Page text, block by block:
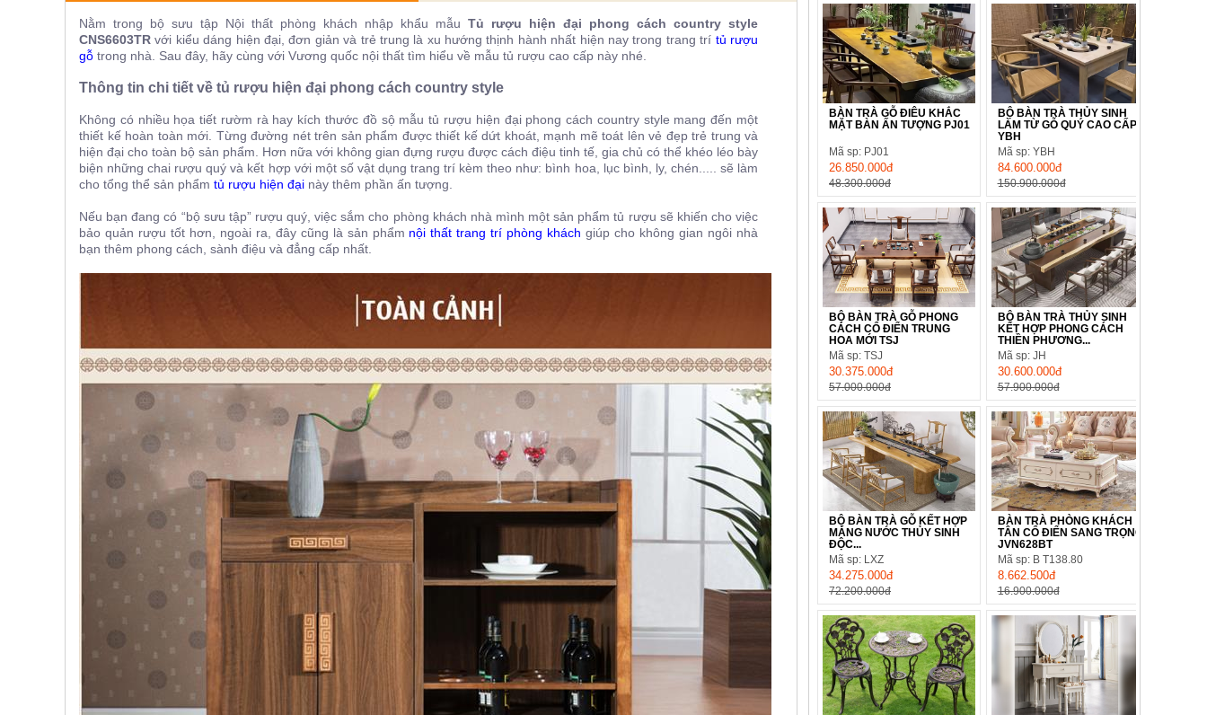
Nằm trong bộ sưu tập Nội thất phòng khách nhập khẩu mẫu Tủ rượu hiện đại phong cách country style
CNS6603TR với kiểu dáng hiện đại, đơn giản và trẻ trung là xu hướng thịnh hành nhất hiện nay trong trang trí tủ rượu
gỗ trong nhà. Sau đây, hãy cùng với Vương quốc nội thất tìm hiểu về mẫu tủ rượu cao cấp này nhé.
Thông tin chi tiết về tủ rượu hiện đại phong cách country style
Không có nhiều họa tiết rườm rà hay kích thước đồ sộ mẫu tủ rượu hiện đại phong cách country style mang đến một
thiết kế hoàn toàn mới. Từng đường nét trên sản phẩm được thiết kế dứt khoát, mạnh mẽ toát lên vẻ đẹp trẻ trung và
hiện đại cho toàn bộ sản phẩm. Hơn nữa với không gian đựng rượu được cách điệu tinh tế, gia chủ có thể khéo léo bày
biện những chai rượu quý và kết hợp với một số vật dụng trang trí kèm theo như: bình hoa, lục bình, ly, chén..... sẽ làm
cho tổng thể sản phẩm tủ rượu hiện đại này thêm phần ấn tượng.
Nếu bạn đang có “bộ sưu tập” rượu quý, việc sắm cho phòng khách nhà mình một sản phẩm tủ rượu sẽ khiến cho việc
bảo quản rượu tốt hơn, ngoài ra, đây cũng là sản phẩm nội thất trang trí phòng khách giúp cho không gian ngôi nhà
bạn thêm phong cách, sành điệu và đẳng cấp nhất.
BÀN TRÀ GỖ ĐIÊU KHẮC
MẶT BÀN ẤN TƯỢNG PJ01
Mã sp: PJ01
26.850.000đ
48.300.000đ
BỘ BÀN TRÀ THỦY SINH
LÀM TỪ GỖ QUÝ CAO CẤP
YBH
Mã sp: YBH
84.600.000đ
150.900.000đ
BỘ BÀN TRÀ GỖ PHONG
CÁCH CỔ ĐIỂN TRUNG
HOA MỚI TSJ
Mã sp: TSJ
30.375.000đ
57.000.000đ
BỘ BÀN TRÀ THỦY SINH
KẾT HỢP PHONG CÁCH
THIỀN PHƯƠNG...
Mã sp: JH
30.600.000đ
57.900.000đ
BỘ BÀN TRÀ GỖ KẾT HỢP
MÁNG NƯỚC THỦY SINH
ĐỘC...
Mã sp: LXZ
34.275.000đ
72.200.000đ
BÀN TRÀ PHÒNG KHÁCH
TÂN CỔ ĐIỂN SANG TRỌNG
JVN628BT
Mã sp: B T138.80
8.662.500đ
16.900.000đ